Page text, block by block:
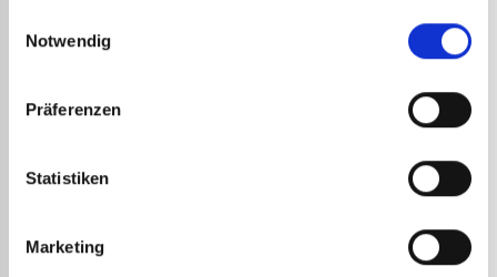
Notwendig
Präferenzen
Statistiken
Marketing
Versand der
72
mit
KUNDENSERVICE2 JAHRE
Alle unsere
Produkte
haben die
offizielle
Unternehmens
Guilbert